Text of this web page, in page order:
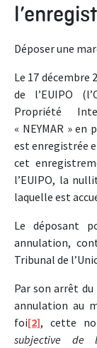
Déposer une
Le 17 décembre
de l’EUIPO
Propriété
« NEYMAR »
est enregistrée
cet
l’EUIPO, la
laquelle est
Le déposant
annulation,
Tribunal de
Par son arrêt du
annulation au
foi[2], cette
subjective de